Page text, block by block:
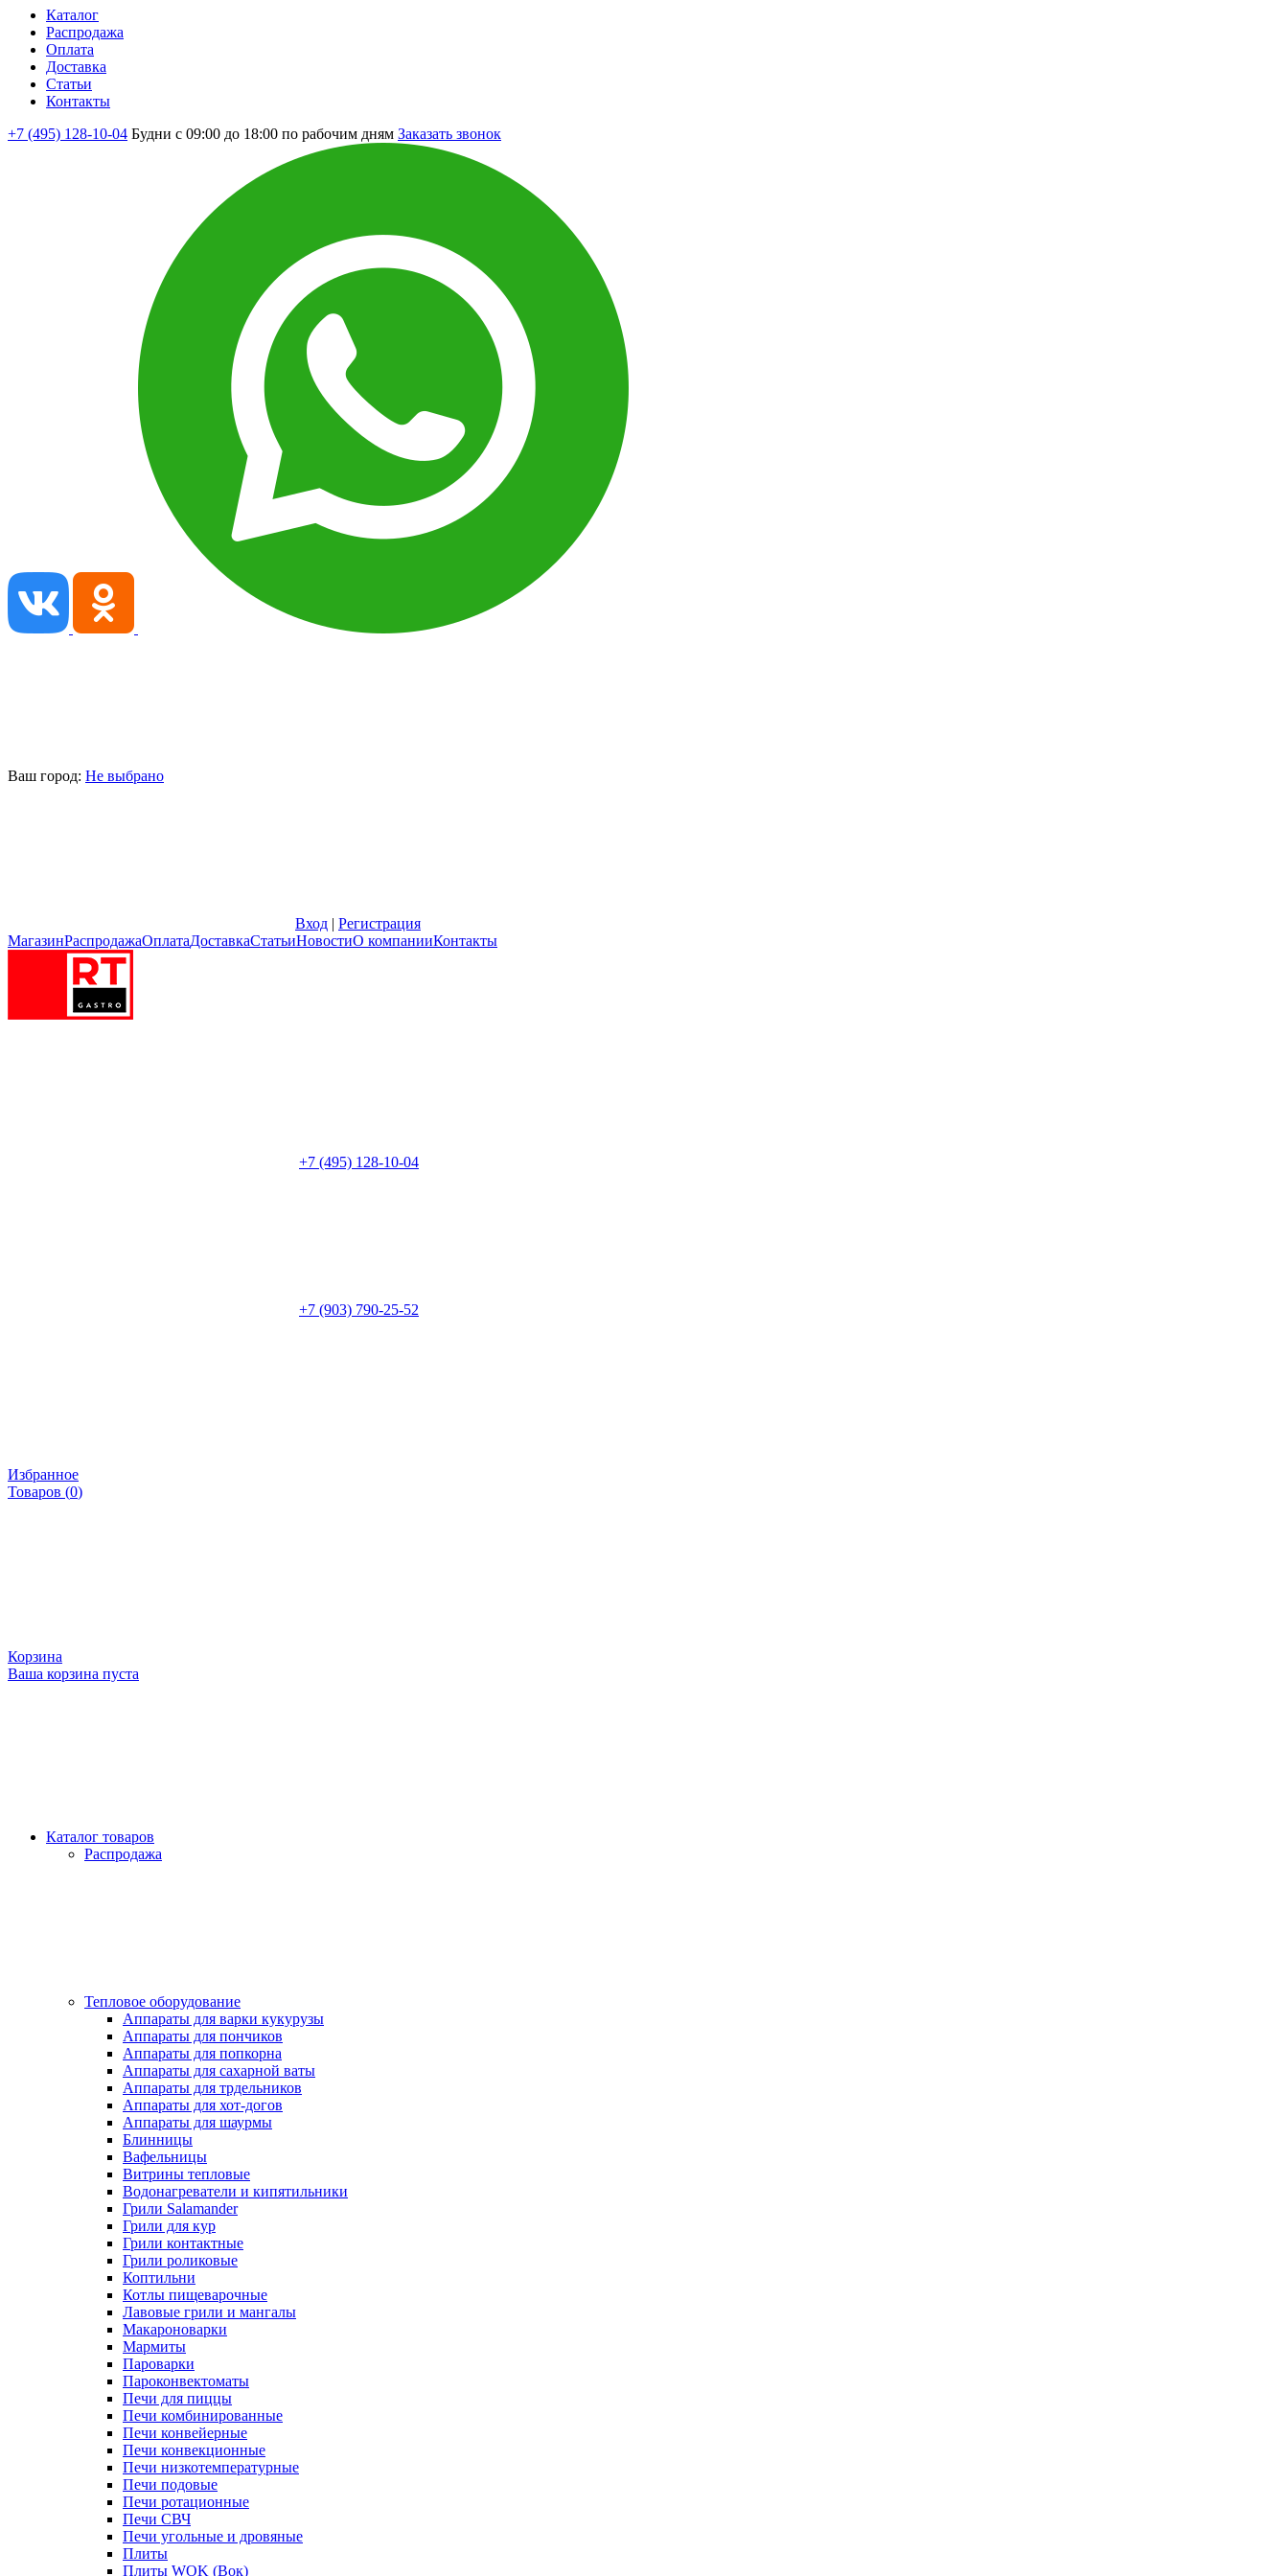
Каталог
Распродажа
Оплата
Доставка
Статьи
Контакты
+7 (495) 128-10-04 Будни с 09:00 до 18:00 по рабочим дням Заказать звонок
Ваш город: Не выбрано
Вход | Регистрация
МагазинРаспродажаОплатаДоставкаСтатьиНовостиО компанииКонтакты
+7 (495) 128-10-04
+7 (903) 790-25-52
Избранное
Товаров (0)
Корзина
Ваша корзина пуста
Каталог товаров
Распродажа
Тепловое оборудование
Аппараты для варки кукурузы
Аппараты для пончиков
Аппараты для попкорна
Аппараты для сахарной ваты
Аппараты для трдельников
Аппараты для хот-догов
Аппараты для шаурмы
Блинницы
Вафельницы
Витрины тепловые
Водонагреватели и кипятильники
Грили Salamander
Грили для кур
Грили контактные
Грили роликовые
Коптильни
Котлы пищеварочные
Лавовые грили и мангалы
Макароноварки
Мармиты
Пароварки
Пароконвектоматы
Печи для пиццы
Печи комбинированные
Печи конвейерные
Печи конвекционные
Печи низкотемпературные
Печи подовые
Печи ротационные
Печи СВЧ
Печи угольные и дровяные
Плиты
Плиты WOK (Вок)